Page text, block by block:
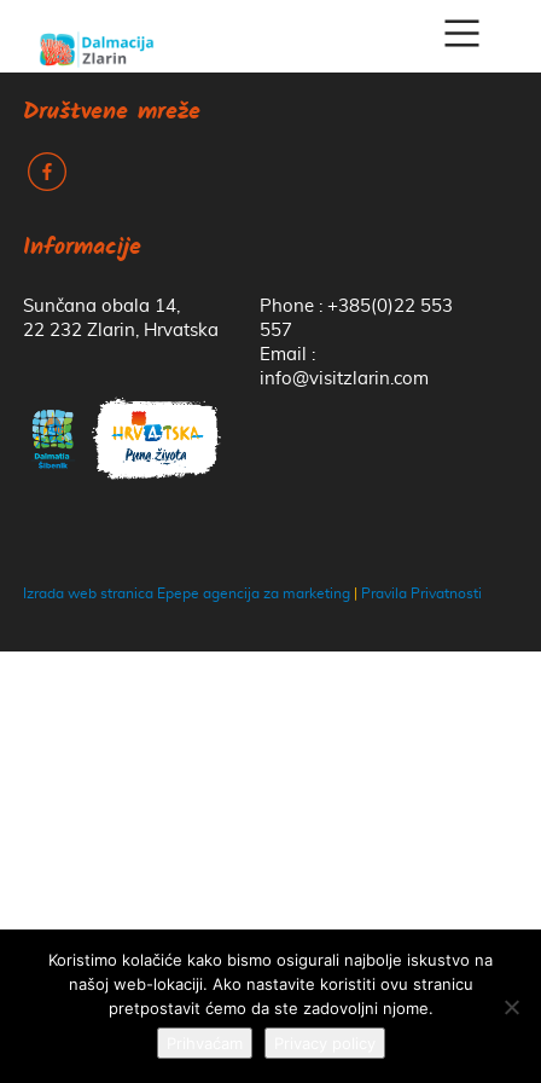
Društvene mreže
k
Informacije
Sunčana obala 14,
22 232 Zlarin, Hrvatska
Phone : +385(0)22 553
557
Email :
info@visitzlarin.com
Izrada web stranica Epepe agencija za marketing| Pravila Privatnosti
Koristimo kolačiće kako bismo osigurali najbolje iskustvo na
našoj web-lokaciji. Ako nastavite koristiti ovu stranicu
pretpostavit ćemo da ste zadovoljni njome.